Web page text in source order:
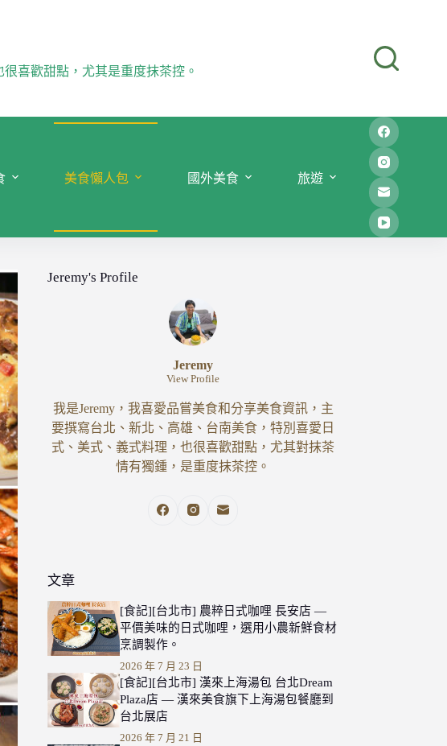
喜歡甜點，尤其是重度抹茶控。
美食懶人包 國外美食 旅遊
Jeremy's Profile
Jeremy
View Profile
我是Jeremy，我喜愛品嘗美食和分享美食資訊，主
要撰寫台北、新北、高雄、台南美食，特別喜愛日
式、美式、義式料理，也很喜歡甜點，尤其對抹茶
情有獨鍾，是重度抹茶控。
文章
[食記][台北市] 農粹日式咖哩 長安店 —
平價美味的日式咖哩，選用小農新鮮食材
烹調製作。
2026 年 7 月 23 日
[食記][台北市] 漢來上海湯包 台北Dream
Plaza店 — 漢來美食旗下上海湯包餐廳到
台北展店
2026 年 7 月 21 日